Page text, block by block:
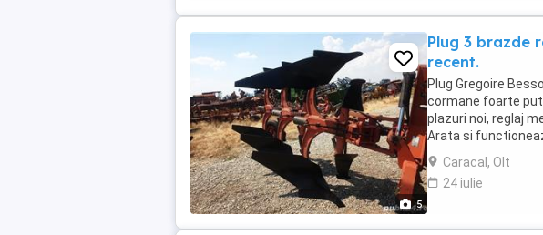
5
Plug 3 brazde
recent.
Plug Gregoire
cormane foarte
plazuri noi, reglaj
Arata si
la numerele de
Caracal, Olt
24 iulie